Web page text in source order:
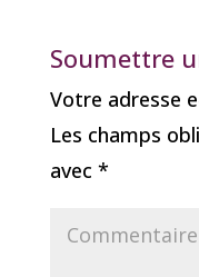
Soumettre
Votre adresse
Les champs
avec *